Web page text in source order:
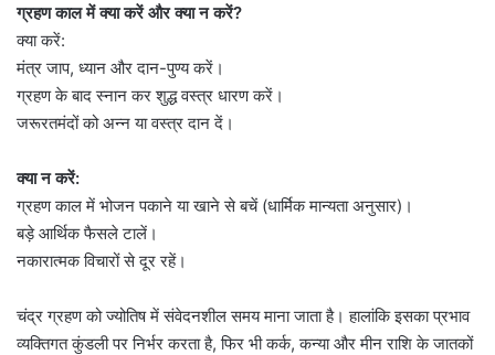
ग्रहण काल में क्या करें और क्या न करें?
क्या करें:
मंत्र जाप, ध्यान और दान-पुण्य करें।
ग्रहण के बाद स्नान कर शुद्ध वस्त्र धारण करें।
जरूरतमंदों को अन्न या वस्त्र दान दें।
क्या न करें:
ग्रहण काल में भोजन पकाने या खाने से बचें (धार्मिक मान्यता अनुसार)।
बड़े आर्थिक फैसले टालें।
नकारात्मक विचारों से दूर रहें।
चंद्र ग्रहण को ज्योतिष में संवेदनशील समय माना जाता है। हालांकि इसका प्रभाव
व्यक्तिगत कुंडली पर निर्भर करता है, फिर भी कर्क, कन्या और मीन राशि के जातकों